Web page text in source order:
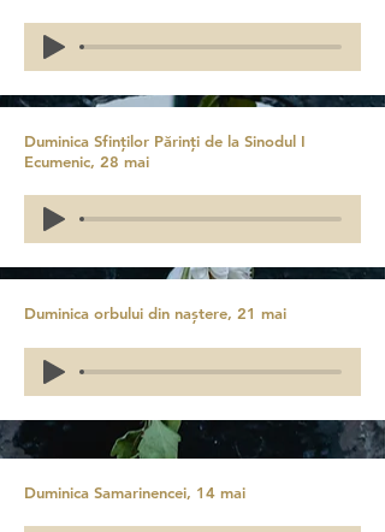
Duminica Sfinților Părinți de la Sinodul I
Ecumenic, 28 mai
Duminica orbului din naștere, 21 mai
Duminica Samarinencei, 14 mai